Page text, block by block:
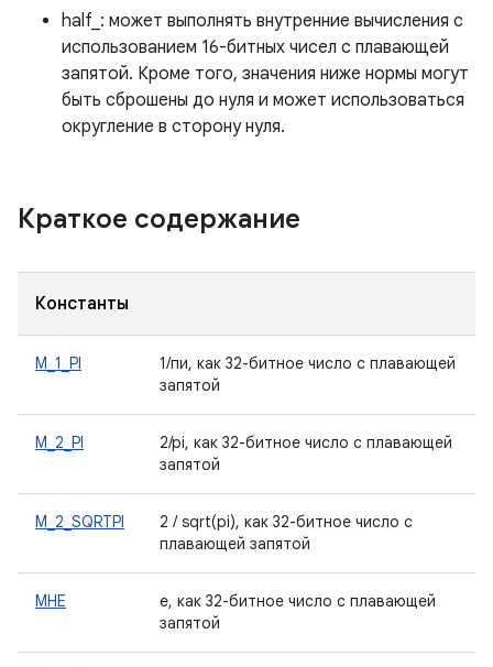
half_: может выполнять внутренние вычисления с
использованием 16-битных чисел с плавающей
запятой. Кроме того, значения ниже нормы могут
быть сброшены до нуля и может использоваться
округление в сторону нуля.
Краткое содержание
Константы
M_1_PI
1/пи, как 32-битное число с плавающей
запятой
M_2_PI
2/pi, как 32-битное число с плавающей
запятой
M_2_SQRTPI
2 / sqrt(pi), как 32-битное число с
плавающей запятой
МНЕ
е, как 32-битное число с плавающей
запятой